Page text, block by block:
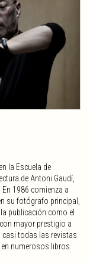
la Escuela de
de Antoni Gaudí,
En 1986 comienza a
su fotógrafo principal,
publicación como el
mayor prestigio a
casi todas las revistas
numerosos libros.